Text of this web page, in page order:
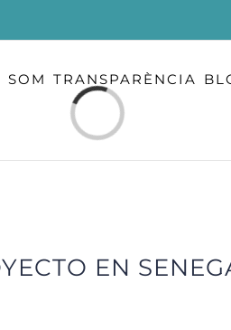
SOM TRANSPARÈNCIA
Loading...
EN